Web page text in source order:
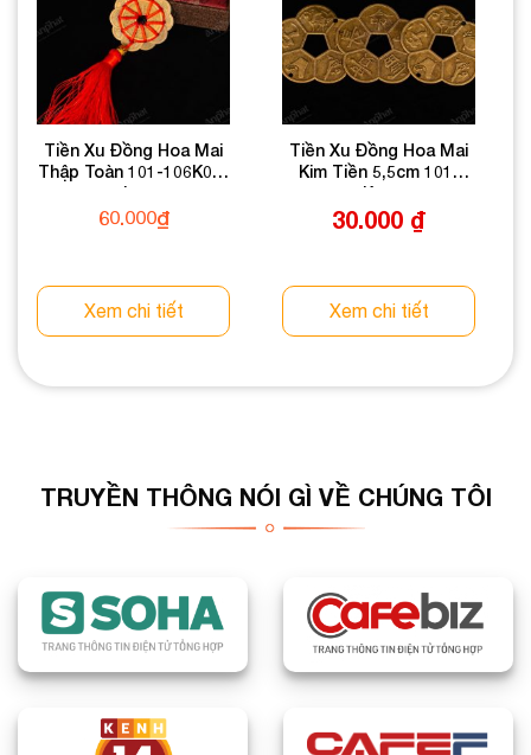
Tiền Xu Đồng Hoa Mai
Thập Toàn 101-106K03-
L2
60.000₫
Xem chi tiết
Tiền Xu Đồng Hoa Mai
Kim Tiền 5,5cm 101-
106K04-5,5
30.000 ₫
Xem chi tiết
TRUYỀN THÔNG NÓI GÌ VỀ CHÚNG TÔI